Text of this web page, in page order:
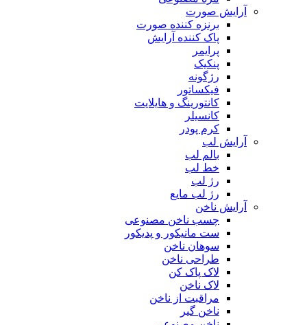
آرایش صورت
برنزه کننده صورت
پاک کننده آرایش
پرایمر
پنکیک
رژگونه
فیکساتور
کانتورینگ و هایلایت
کانسیلر
کرم پودر
آرایش لب
بالم لب
خط لب
رژ لب
رژ لب مایع
آرایش ناخن
چسب ناخن مصنوعی
ست مانیکور و پدیکور
سوهان ناخن
طراحی ناخن
لاک پاک کن
لاک ناخن
مراقبت از ناخن
ناخن گیر